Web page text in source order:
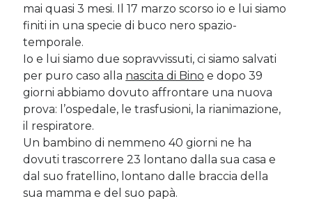
Donne e propensione al rischio: l’impatto sugli investimenti
12 Settembre 2022
Commenti Recenti
AngelasuDel 2023 e di come la mia famiglia sta affrontando la
sclerosi multipla
SarasuDel 2023 e di come la mia famiglia sta affrontando la
sclerosi multipla
michela su
Del 2023 e di come la mia famiglia sta affrontando la
sclerosi multipla
michela su Del 2023 e di come la mia famiglia sta affrontando la
sclerosi multipla
mai quasi 3 mesi. Il 17 marzo scorso io e lui siamo
finiti in una specie di buco nero spazio-
temporale.
Io e lui siamo due sopravvissuti, ci siamo salvati
per puro caso alla nascita di Bino e dopo 39
giorni abbiamo dovuto affrontare una nuova
prova: l’ospedale, le trasfusioni, la rianimazione,
il respiratore.
Un bambino di nemmeno 40 giorni ne ha
dovuti trascorrere 23 lontano dalla sua casa e
dal suo fratellino, lontano dalle braccia della
sua mamma e del suo papà.